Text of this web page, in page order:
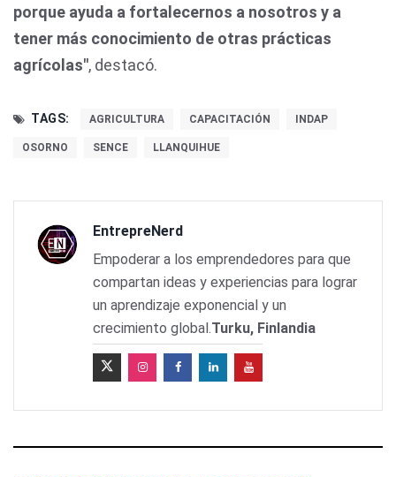
porque ayuda a fortalecernos a nosotros y a
tener más conocimiento de otras prácticas
agrícolas", destacó.
TAGS: AGRICULTURA CAPACITACIÓN INDAP
OSORNO SENCE LLANQUIHUE
EntrepreNerd
Empoderar a los emprendedores para que
compartan ideas y experiencias para lograr
un aprendizaje exponencial y un
crecimiento global.Turku, Finlandia